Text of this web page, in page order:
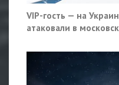
VIP-гость — на
атаковали в